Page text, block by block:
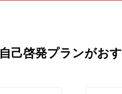
自己啓発プランがお